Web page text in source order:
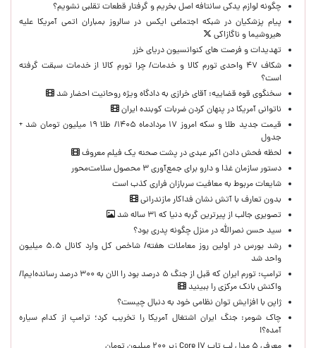
چگونه لوازم یدکی سانتافه اصل بخریم و گرفتار قطعات تقلبی نشویم؟
پیام پزشکیان در شبکه اجتماعی ایکس در سالروز بمباران اتمی آمریکا علیه
هیروشیما و ناگازاکی
تهدیدات و فرصت های کنوانسیون دریای خزر
شکاف ۴۷ واحدی تورم کالا و خدمات/ چرا تورم کالا از خدمات سبقت گرفته
است؟
سخنگوی قوه قضاییه: آقای خرازی به دادگاه ویژه روحانیت احضار شد
ناتوانی آمریکا در پنهان کردن ضربات کوبنده ایران
قیمت جدید طلا و سکه امروز ۱۷ مردادماه ۱۴۰۵/ طلا ۱۹ میلیون تومان شد +
جدول
لحظه‌ فحش دادن اکبر عبدی در پشت صحنه یک فیلم معروف
دستور سازمان غذا و دارو برای جمع‌آوری ۳ محصول سلامت‌محور
شایعات مربوط به معافیت سربازان فراری کذب است
بدون تعارف با آتش نشان فداکار مازندرانی
تصویری جالب از پیرترین گربه دنیا که ۳۱ ساله شد
سید حسن نصرالله در منزل چگونه پدری بود؟
رشد بورس در اولین روز معاملات هفته/ شاخص کل وارد کانال ۵.۵ میلیون
واحد شد
ترامپ: تورم ایران که قبل از جنگ ۵ درصد بود را الان به ۳۰۰ درصد رسانده‌ایم!/
واکنش بانک مرکزی را ببینید
ژاپن با افزایش توان نظامی خود به دنبال چیست؟
چاک شومر: جنگ ایران اشتغال آمریکا را تخریب کرد؛ ترامپ از کدام سیاره
آمده؟!